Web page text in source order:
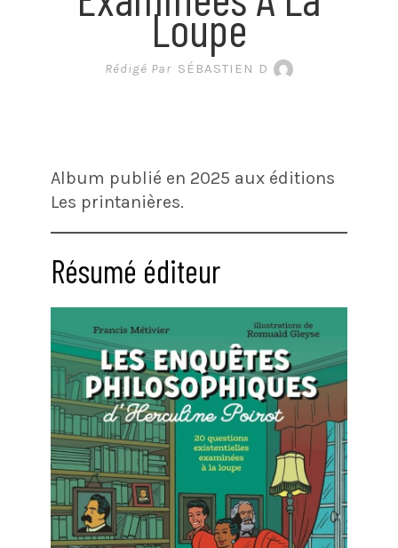
Loupe
Rédigé Par SÉBASTIEN D
Album publié en 2025 aux éditions
Les printanières.
Résumé éditeur